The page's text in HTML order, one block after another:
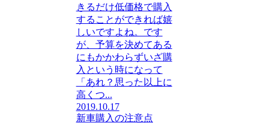
きるだけ低価格で購入
することができれば嬉
しいですよね。です
が、予算を決めてある
にもかかわらずいざ購
入という時になって
「あれ？思った以上に
高くつ...
2019.10.17
新車購入の注意点